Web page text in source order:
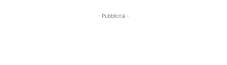
- Pubblicità -